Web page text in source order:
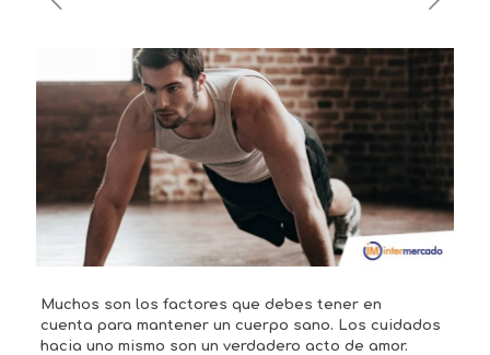
Muchos son los factores que debes tener en
cuenta para mantener un cuerpo sano. Los cuidados
hacia uno mismo son un verdadero acto de amor.